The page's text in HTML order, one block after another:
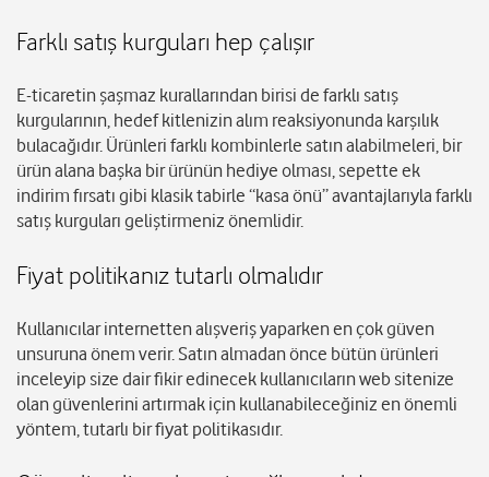
Farklı satış kurguları hep çalışır
E-ticaretin şaşmaz kurallarından birisi de farklı satış
kurgularının, hedef kitlenizin alım reaksiyonunda karşılık
bulacağıdır. Ürünleri farklı kombinlerle satın alabilmeleri, bir
ürün alana başka bir ürünün hediye olması, sepette ek
indirim fırsatı gibi klasik tabirle “kasa önü” avantajlarıyla farklı
satış kurguları geliştirmeniz önemlidir.
Fiyat politikanız tutarlı olmalıdır
Kullanıcılar internetten alışveriş yaparken en çok güven
unsuruna önem verir. Satın almadan önce bütün ürünleri
inceleyip size dair fikir edinecek kullanıcıların web sitenize
olan güvenlerini artırmak için kullanabileceğiniz en önemli
yöntem, tutarlı bir fiyat politikasıdır.